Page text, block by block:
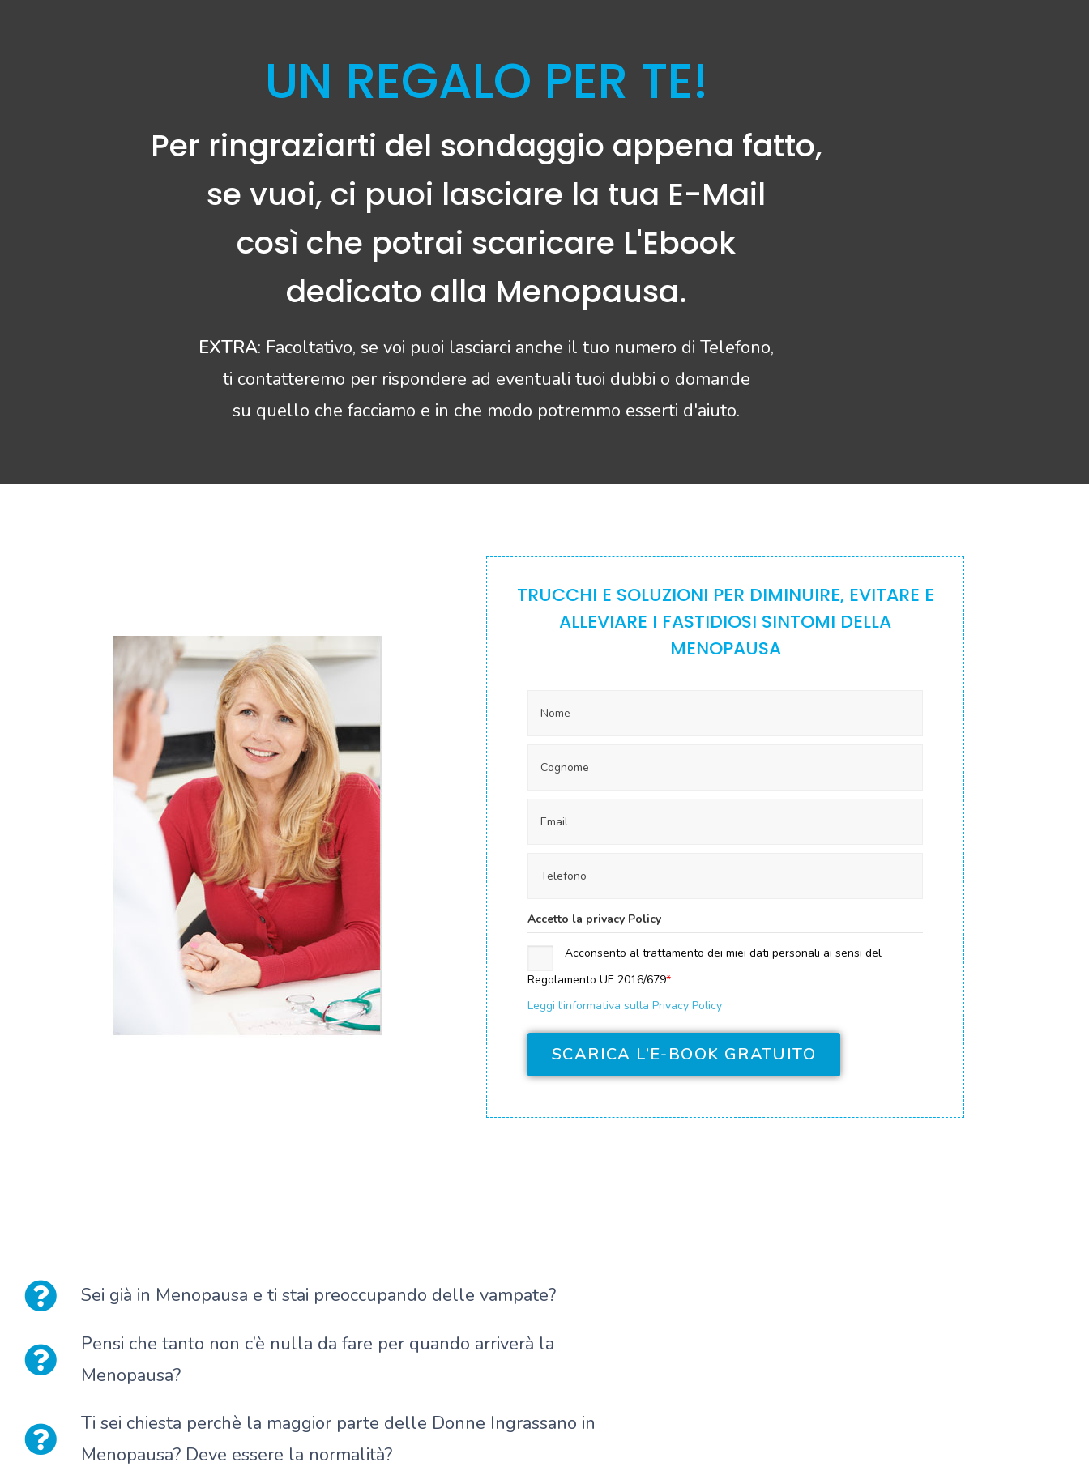
UN REGALO PER TE!
Per ringraziarti del sondaggio appena fatto,
se vuoi, ci puoi lasciare la tua E-Mail
così che potrai scaricare L'Ebook
dedicato alla Menopausa.
EXTRA: Facoltativo, se voi puoi lasciarci anche il tuo numero di Telefono,
ti contatteremo per rispondere ad eventuali tuoi dubbi o domande
su quello che facciamo e in che modo potremmo esserti d'aiuto.
TRUCCHI E SOLUZIONI PER DIMINUIRE, EVITARE E
ALLEVIARE I FASTIDIOSI SINTOMI DELLA
MENOPAUSA
Accetto la privacy Policy
Acconsento al trattamento dei miei dati personali ai sensi del
Regolamento UE 2016/679*
Leggi l'informativa sulla Privacy Policy
SCARICA L’E-BOOK GRATUITO
Sei già in Menopausa e ti stai preoccupando delle vampate?
Pensi che tanto non c’è nulla da fare per quando arriverà la
Menopausa?
Ti sei chiesta perchè la maggior parte delle Donne Ingrassano in
Menopausa? Deve essere la normalità?